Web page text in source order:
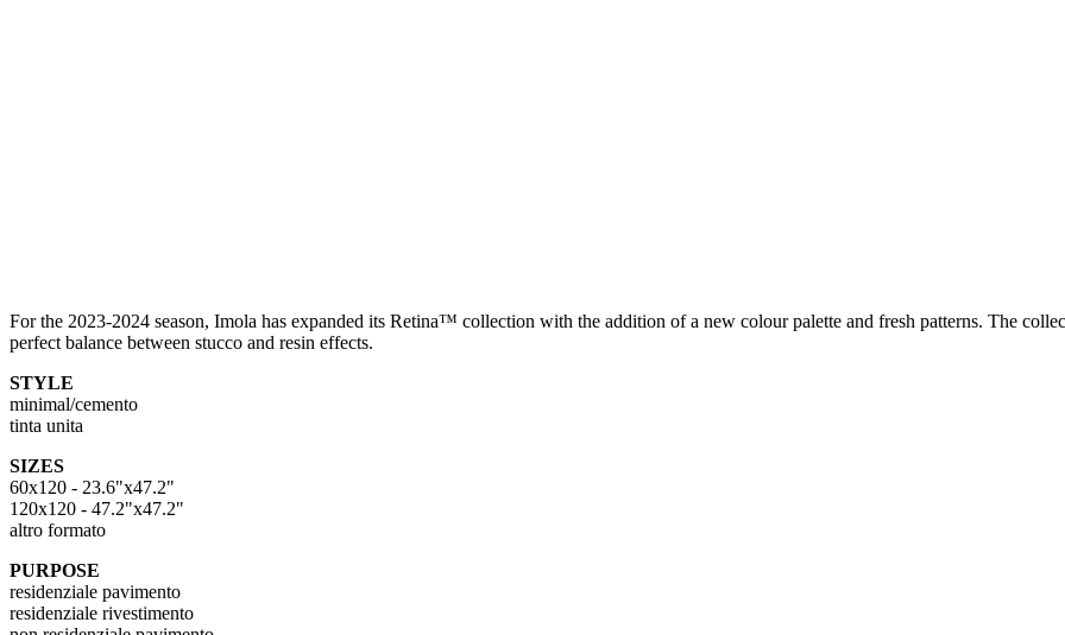
For the 2023-2024 season, Imola has expanded its Retina™ collection with the addition of a new colour palette and fresh patterns. The
perfect balance between stucco and resin effects.
STYLE
minimal/cemento
tinta unita
SIZES
60x120 - 23.6"x47.2"
120x120 - 47.2"x47.2"
altro formato
PURPOSE
residenziale pavimento
residenziale rivestimento